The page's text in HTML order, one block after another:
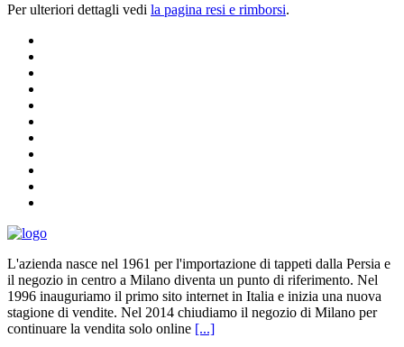
Per ulteriori dettagli vedi la pagina resi e rimborsi.
L'azienda nasce nel 1961 per l'importazione di tappeti dalla Persia e
il negozio in centro a Milano diventa un punto di riferimento. Nel
1996 inauguriamo il primo sito internet in Italia e inizia una nuova
stagione di vendite. Nel 2014 chiudiamo il negozio di Milano per
continuare la vendita solo online [...]